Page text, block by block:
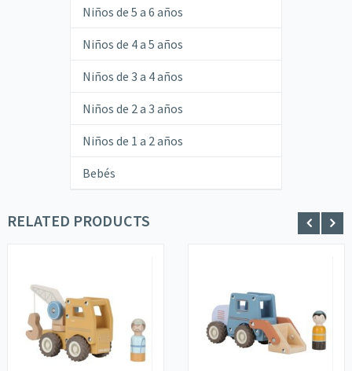
Niños de 5 a 6 años
Niños de 4 a 5 años
Niños de 3 a 4 años
Niños de 2 a 3 años
Niños de 1 a 2 años
Bebés
RELATED PRODUCTS